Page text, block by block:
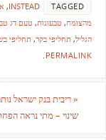
TAGGED
INSTEAD
,
מהצומח, טבעונות, טעם דג
הגליל, תחליפי בקר, תחליפי
PERMALINK
.
«ריבית בנק ישראל
שינוי – מתי נראה